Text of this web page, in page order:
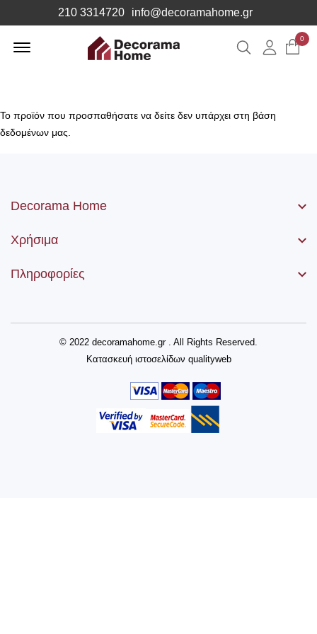
210 3314720 info@decoramahome.gr
Αναζήτηση
0
Το προϊόν που προσπαθήσατε να δείτε δεν υπάρχει στη βάση
δεδομένων μας.
Decorama Home
Χρήσιμα
Πληροφορίες
© 2022 decoramahome.gr . All Rights Reserved.
Κατασκευή ιστοσελίδων qualityweb